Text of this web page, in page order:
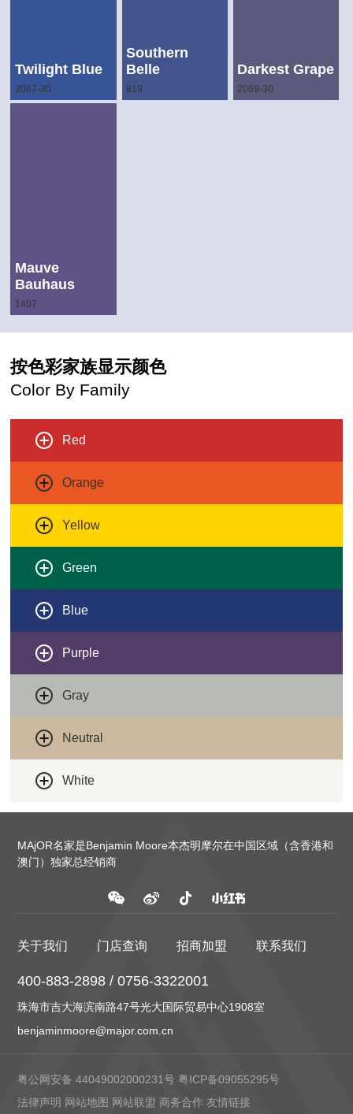
Twilight Blue
2067-30
Southern
Belle
819
Darkest Grape
2069-30
Mauve
Bauhaus
1407
按色彩家族显示颜色
Color By Family
Red
Orange
Yellow
Green
Blue
Purple
Gray
Neutral
White
MAjOR名家是Benjamin Moore本杰明摩尔在中国区域（含香港和
澳门）独家总经销商
关于我们 门店查询 招商加盟 联系我们
400-883-2898 / 0756-3322001
珠海市吉大海滨南路47号光大国际贸易中心1908室
benjaminmoore@major.com.cn
粤公网安备 44049002000231号 粤ICP备09055295号
法律声明 网站地图 网站联盟 商务合作 友情链接